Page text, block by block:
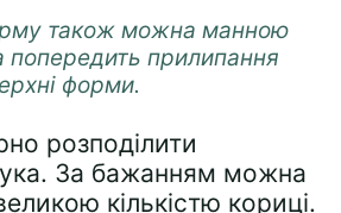
також можна манною
попередить прилипання
форми.
розподілити
За бажанням можна
кількістю кориці.